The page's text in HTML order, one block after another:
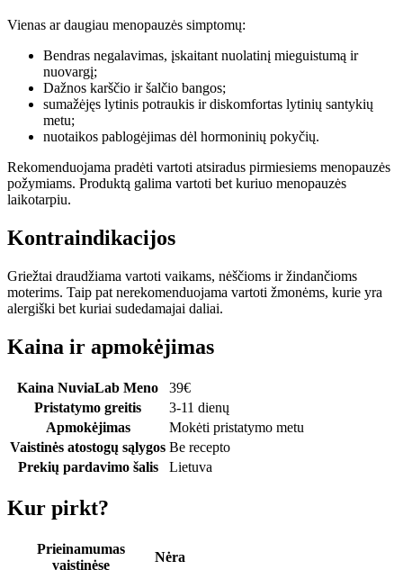
Vienas ar daugiau menopauzės simptomų:
Bendras negalavimas, įskaitant nuolatinį mieguistumą ir
nuovargį;
Dažnos karščio ir šalčio bangos;
sumažėjęs lytinis potraukis ir diskomfortas lytinių santykių
metu;
nuotaikos pablogėjimas dėl hormoninių pokyčių.
Rekomenduojama pradėti vartoti atsiradus pirmiesiems menopauzės
požymiams. Produktą galima vartoti bet kuriuo menopauzės
laikotarpiu.
Kontraindikacijos
Griežtai draudžiama vartoti vaikams, nėščioms ir žindančioms
moterims. Taip pat nerekomenduojama vartoti žmonėms, kurie yra
alergiški bet kuriai sudedamajai daliai.
Kaina ir apmokėjimas
Kaina NuviaLab Meno 39€
Pristatymo greitis
3-11 dienų
Apmokėjimas
Mokėti pristatymo metu
Vaistinės atostogų sąlygos Be recepto
Prekių pardavimo šalis
Lietuva
Kur pirkt?
Prieinamumas
vaistinėse
Nėra